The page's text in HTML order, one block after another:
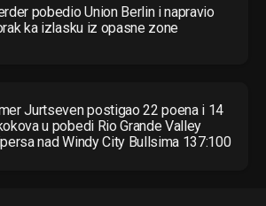
pobedio Union Berlin i napravio
ka izlasku iz opasne zone
Jurtseven postigao 22 poena i 14
u pobedi Rio Grande Valley
nad Windy City Bullsima 137:100